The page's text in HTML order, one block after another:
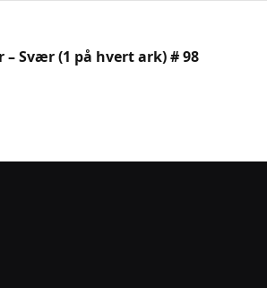
– Svær (1 på hvert ark) # 98